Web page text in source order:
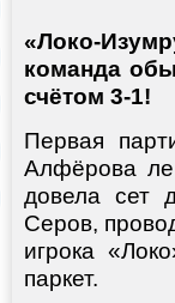
«Локо-
команда
счётом 3-1!
Первая
Алфёрова
довела сет
Серов,
игрока
паркет.